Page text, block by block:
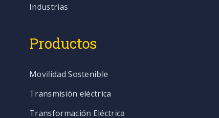
Industrias
Productos
Movilidad Sostenible
Transmisión eléctrica
Transformación Eléctrica